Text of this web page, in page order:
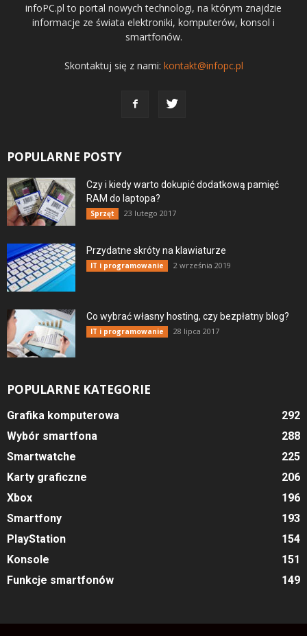
infoPC.pl to portal nowych technologi, na którym znajdzie
informacje ze świata elektroniki, komputerów, konsol i
smartfonów.
Skontaktuj się z nami: kontakt@infopc.pl
POPULARNE POSTY
Czy i kiedy warto dokupić dodatkową pamięć
RAM do laptopa?
Sprzęt 23 lutego 2017
Przydatne skróty na klawiaturze
IT i programowanie 2 września 2019
Co wybrać własny hosting, czy bezpłatny blog?
IT i programowanie 28 lipca 2017
POPULARNE KATEGORIE
Grafika komputerowa
292
Wybór smartfona
288
Smartwatche
225
Karty graficzne
206
Xbox
196
Smartfony
193
PlayStation
154
Konsole
151
Funkcje smartfonów
149